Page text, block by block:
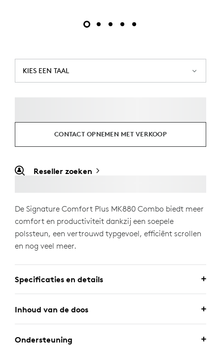
KIES EEN TAAL
CONTACT OPNEMEN MET VERKOOP
Reseller zoeken
De Signature Comfort Plus MK880 Combo biedt meer
comfort en productiviteit dankzij een soepele
polssteun, een vertrouwd typgevoel, efficiënt scrollen
en nog veel meer.
Specificaties en details
Inhoud van de doos
Ondersteuning